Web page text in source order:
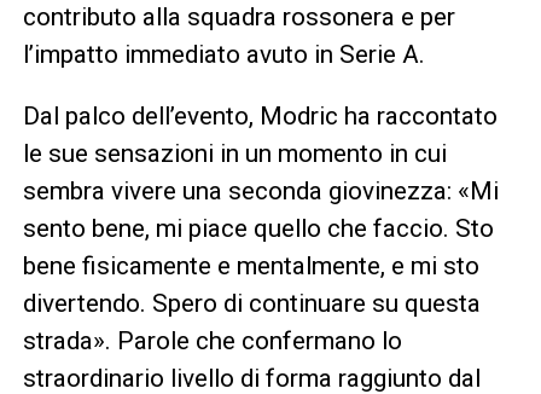
contributo alla squadra rossonera e per
l’impatto immediato avuto in Serie A.
Dal palco dell’evento, Modric ha raccontato
le sue sensazioni in un momento in cui
sembra vivere una seconda giovinezza: «Mi
sento bene, mi piace quello che faccio. Sto
bene fisicamente e mentalmente, e mi sto
divertendo. Spero di continuare su questa
strada». Parole che confermano lo
straordinario livello di forma raggiunto dal